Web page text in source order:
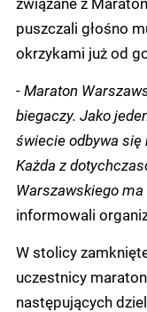
puszczali głośno
okrzykami już od
-Maraton
biegaczy. Jako
świecie odbywa się
Każda z
Warszawskiego
informowali
W stolicy
uczestnicy
następujących